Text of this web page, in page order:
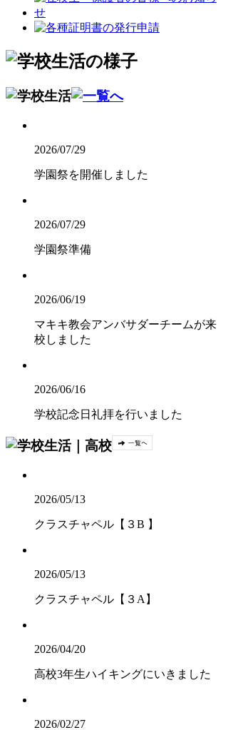
2026/07/29
学園祭を開催しました
2026/07/29
学園祭準備
2026/06/19
マキキ教会アンバサダーチームが来
校しました
2026/06/16
学校記念日礼拝を行いました
2026/05/13
クラスチャペル【３B 】
2026/05/13
クラスチャペル【３A】
2026/04/20
高校3年生ハイキングにいきました
2026/02/27